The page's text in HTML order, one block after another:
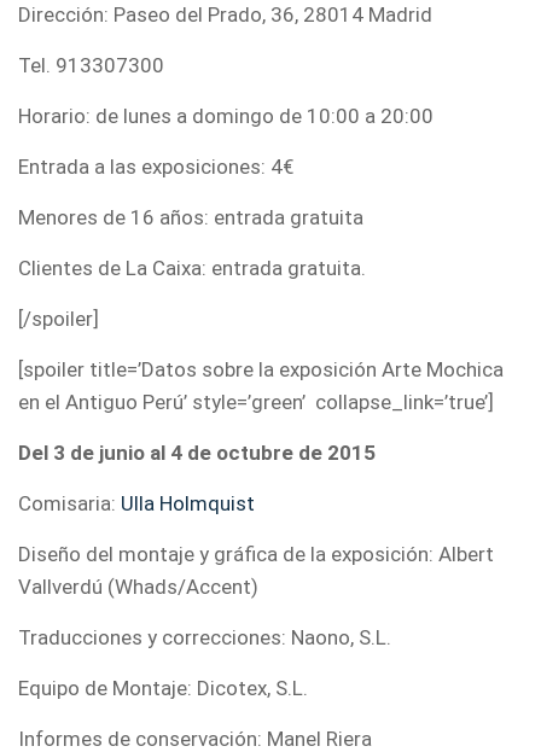
Dirección: Paseo del Prado, 36, 28014 Madrid
Tel. 913307300
Horario: de lunes a domingo de 10:00 a 20:00
Entrada a las exposiciones: 4€
Menores de 16 años: entrada gratuita
Clientes de La Caixa: entrada gratuita.
[/spoiler]
[spoiler title=’Datos sobre la exposición Arte Mochica
en el Antiguo Perú’ style=’green’ collapse_link=’true’]
Del 3 de junio al 4 de octubre de 2015
Comisaria: Ulla Holmquist
Diseño del montaje y gráfica de la exposición: Albert
Vallverdú (Whads/Accent)
Traducciones y correcciones: Naono, S.L.
Equipo de Montaje: Dicotex, S.L.
Informes de conservación: Manel Riera